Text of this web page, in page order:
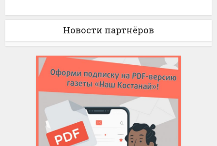
Новости партнёров